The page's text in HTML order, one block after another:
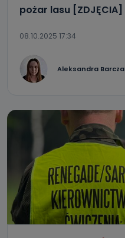
pożar lasu [ZDJĘCIA]
08.10.2025 17:34
Aleksandra